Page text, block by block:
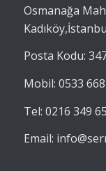
Osmanağa
Posta Kodu:
Mobil: 0533
Tel: 0216 349
Email: